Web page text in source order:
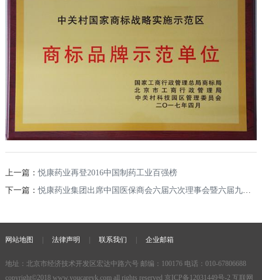
上一篇：悦康药业再登2016中国制药工业百强榜
下一篇：悦康药业集团出席中国医保商会六届六次理事会暨六届九次常务理事会
网站地图 法律声明 联系我们 企业邮箱
地址：北京市经济技术开发区宏达中路六号 邮编：100176 电话：010-67806688
copyright©2018 www.youcareyk.comall rights reserved 京ICP备12031449号-2 互联网